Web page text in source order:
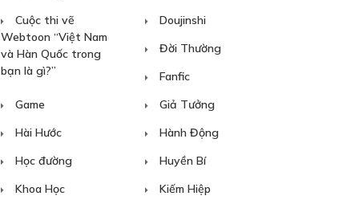
Cuộc thi vẽ
Webtoon “Việt Nam
và Hàn Quốc trong
bạn là gì?”
Doujinshi
Đời Thường
Fanfic
Game
Giả Tưởng
Hài Hước
Hành Động
Học đường
Huyền Bí
Khoa Học
Kiếm Hiệp